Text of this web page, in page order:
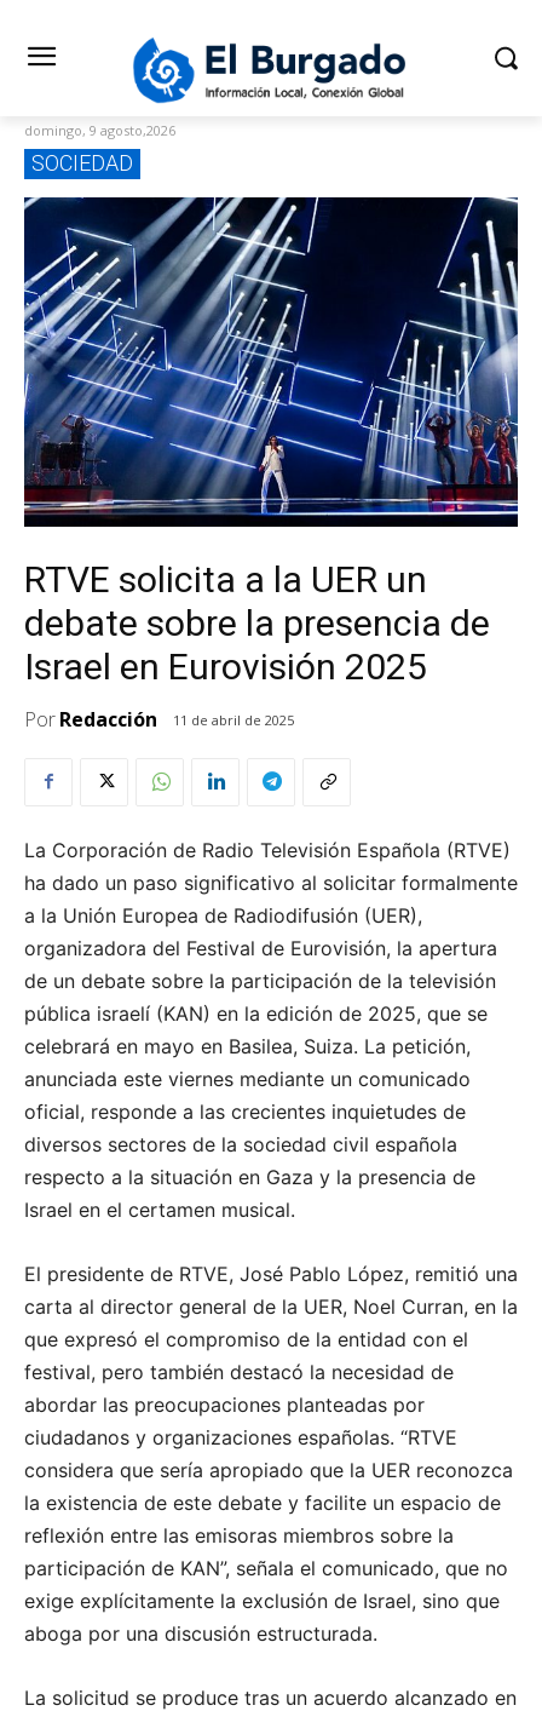
domingo, 9 agosto,2026
SOCIEDAD
RTVE solicita a la UER un
debate sobre la presencia de
Israel en Eurovisión 2025
PorRedacción 11 de abril de 2025
La Corporación de Radio Televisión Española (RTVE)
ha dado un paso significativo al solicitar formalmente
a la Unión Europea de Radiodifusión (UER),
organizadora del Festival de Eurovisión, la apertura
de un debate sobre la participación de la televisión
pública israelí (KAN) en la edición de 2025, que se
celebrará en mayo en Basilea, Suiza. La petición,
anunciada este viernes mediante un comunicado
oficial, responde a las crecientes inquietudes de
diversos sectores de la sociedad civil española
respecto a la situación en Gaza y la presencia de
Israel en el certamen musical.
El presidente de RTVE, José Pablo López, remitió una
carta al director general de la UER, Noel Curran, en la
que expresó el compromiso de la entidad con el
festival, pero también destacó la necesidad de
abordar las preocupaciones planteadas por
ciudadanos y organizaciones españolas. “RTVE
considera que sería apropiado que la UER reconozca
la existencia de este debate y facilite un espacio de
reflexión entre las emisoras miembros sobre la
participación de KAN”, señala el comunicado, que no
exige explícitamente la exclusión de Israel, sino que
aboga por una discusión estructurada.
La solicitud se produce tras un acuerdo alcanzado en